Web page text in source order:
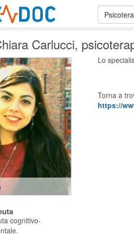
Carlucci,
cognitivo-
Lo
Torna a
https://